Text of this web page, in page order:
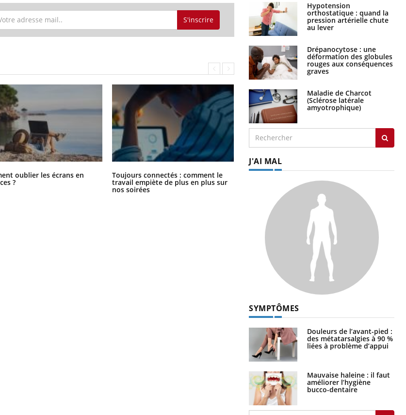
S'inscrire
oublier les écrans en
?
Toujours connectés : comment le
travail empiète de plus en plus sur
nos soirées
Cancer colorectal : une stratégie
simple aurait changé la donne au
Hypotension
orthostatique : quand la
pression artérielle chute
au lever
Drépanocytose : une
déformation des globules
rouges aux conséquences
graves
Maladie de Charcot
(Sclérose latérale
amyotrophique)
J'AI MAL
SYMPTÔMES
Douleurs de l’avant-pied :
des métatarsalgies à 90 %
liées à problème d’appui
Mauvaise haleine : il faut
améliorer l’hygiène
bucco-dentaire